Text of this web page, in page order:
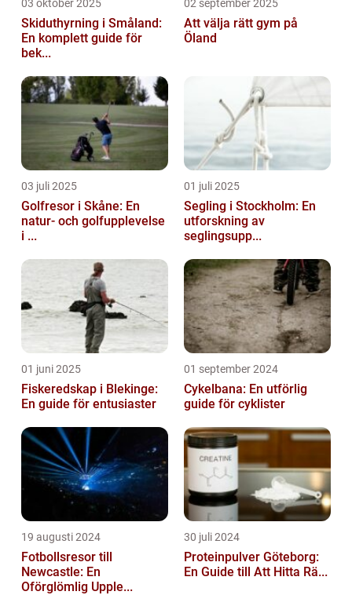
03 oktober 2025
Skiduthyrning i Småland:
En komplett guide för
bek...
02 september 2025
Att välja rätt gym på
Öland
03 juli 2025
Golfresor i Skåne: En
natur- och golfupplevelse
i ...
01 juli 2025
Segling i Stockholm: En
utforskning av
seglingsupp...
01 juni 2025
Fiskeredskap i Blekinge:
En guide för entusiaster
01 september 2024
Cykelbana: En utförlig
guide för cyklister
19 augusti 2024
Fotbollsresor till
Newcastle: En
Oförglömlig Upple...
30 juli 2024
Proteinpulver Göteborg:
En Guide till Att Hitta Rä...